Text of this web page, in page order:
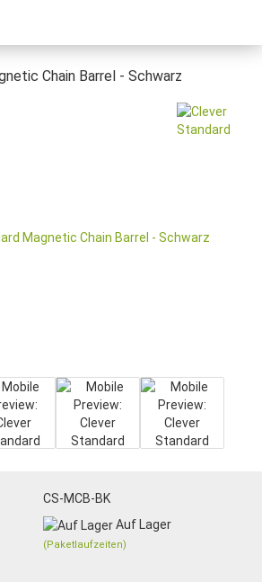
Chain Barrel - Schwarz
CS-MCB-BK
Auf Lager
(Paketlaufzeiten)